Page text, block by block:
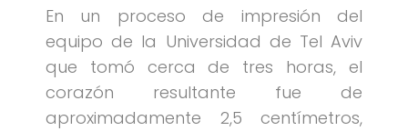
En un proceso de impresión del
equipo de la Universidad de Tel Aviv
que tomó cerca de tres horas, el
corazón resultante fue de
aproximadamente 2,5 centímetros,